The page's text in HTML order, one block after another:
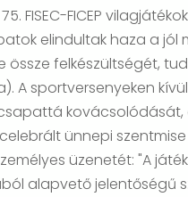
FICEP
elindultak haza a jól
össze felkészültségét,
A sportversenyeken
kovácsolódását,
ünnepi
üzenetét: "A
alapvető jelentőségű